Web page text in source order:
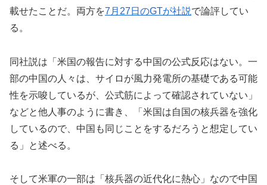
載せたことだ。両方を7月27日のGTが社説で論評してい
る。
同社説は「米国の報告に対する中国の公式反応はない。一
部の中国の人々は、サイロが風力発電所の基礎である可能
性を示唆しているが、公式筋によって確認されていない」
などと他人事のように書き、「米国は自国の核兵器を強化
しているので、中国も同じことをするだろうと想定してい
る」と述べる。
そして米軍の一部は「核兵器の近代化に熱心」なので中国